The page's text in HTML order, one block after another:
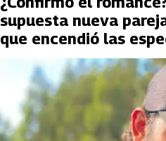
supuesta nueva
que encendió las